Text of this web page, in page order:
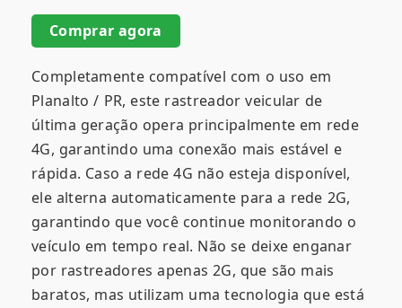
Comprar agora
Completamente compatível com o uso em
Planalto / PR, este rastreador veicular de
última geração opera principalmente em rede
4G, garantindo uma conexão mais estável e
rápida. Caso a rede 4G não esteja disponível,
ele alterna automaticamente para a rede 2G,
garantindo que você continue monitorando o
veículo em tempo real. Não se deixe enganar
por rastreadores apenas 2G, que são mais
baratos, mas utilizam uma tecnologia que está